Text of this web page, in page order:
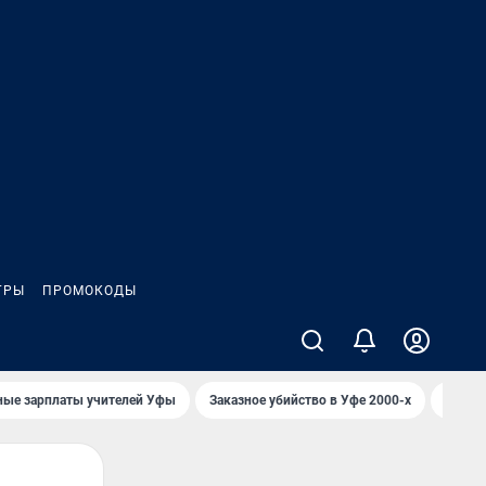
ПРОМОКОДЫ
зарплаты учителей Уфы Заказное убийство в Уфе 2000-х